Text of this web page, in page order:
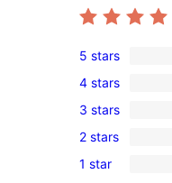
3
5-
star
reviews
5 stars
0
4-
star
reviews
4 stars
0
3-
star
3 stars
0
2-
2 stars
0
1 star